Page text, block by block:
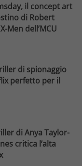
il concept art
di Robert
Men dell’MCU
di spionaggio
perfetto per il
di Anya Taylor-
critica l’alta